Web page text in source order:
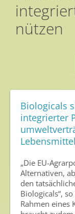
In der
Integrierter
Geschichte des
Gesunde
Nutzen von
Sichere
Zulassung
Gesunde
nützen
Biologicals
integrierter
„Die EU-
Alternativen,
den
Biologicals“,
Rahmen eines